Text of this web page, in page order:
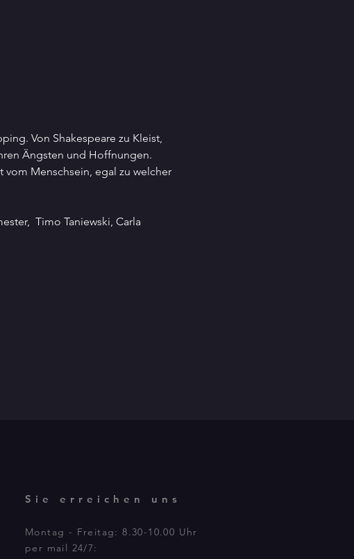
Von Shakespeare zu Kleist,
Ängsten und Hoffnungen.
vom Menschsein, egal zu welcher
Timo Taniewski, Carla
Sie erreichen uns
Montag - Freitag: 8.30-10.00 Uhr
per mail 24/7: